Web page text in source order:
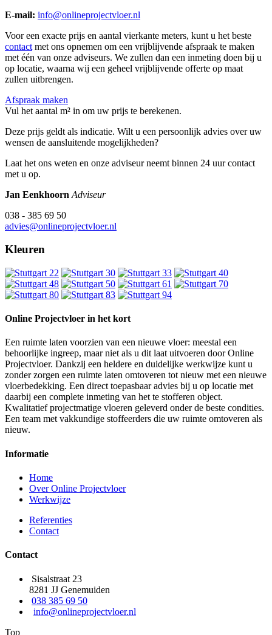
E-mail: info@onlineprojectvloer.nl
Voor een exacte prijs en aantal vierkante meters, kunt u het beste
contact met ons opnemen om een vrijblijvende afspraak te maken
met één van onze adviseurs. We zullen dan een inmeting doen bij u
op locatie, waarna wij een geheel vrijblijvende offerte op maat
zullen uitbrengen.
Afspraak maken
Vul het aantal m² in om uw prijs te berekenen.
Deze prijs geldt als indicatie. Wilt u een persoonlijk advies over uw
wensen de aansluitende mogelijkheden?
Laat het ons weten en onze adviseur neemt binnen 24 uur contact
met u op.
Jan Eenkhoorn Adviseur
038 - 385 69 50
advies@onlineprojectvloer.nl
Kleuren
Online Projectvloer in het kort
Een ruimte laten voorzien van een nieuwe vloer: meestal een
behoorlijke ingreep, maar niet als u dit laat uitvoeren door Online
Projectvloer. Dankzij een heldere en duidelijke werkwijze kunt u
zonder zorgen een ruimte laten omtoveren tot nieuw met een nieuwe
vloerbedekking. Een direct toepasbaar advies bij u op locatie met
daarbij een complete inmeting van het te stofferen object.
Kwalitatief projectmatige vloeren geleverd onder de beste condities.
Een team met vakkundige stoffeerders die uw ruimte omtoveren als
nieuw.
Informatie
Home
Over Online Projectvloer
Werkwijze
Referenties
Contact
Contact
Sisalstraat 23
8281 JJ Genemuiden
038 385 69 50
info@onlineprojectvloer.nl
Top